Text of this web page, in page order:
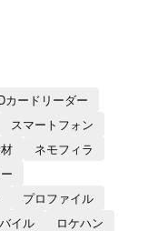
カードリーダー
スマートフォン
ネモフィラ
プロファイル
イル ロケハン